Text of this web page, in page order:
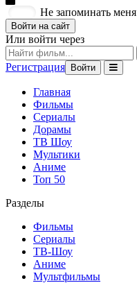
Не запоминать меня
Войти на сайт
Или войти через
Регистрация Войти
Главная
Фильмы
Сериалы
Дорамы
ТВ Шоу
Мультики
Аниме
Топ 50
Разделы
Фильмы
Сериалы
ТВ-Шоу
Аниме
Мультфильмы